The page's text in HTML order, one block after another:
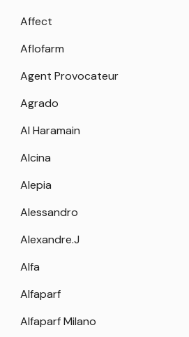
Affect
Aflofarm
Agent Provocateur
Agrado
Al Haramain
Alcina
Alepia
Alessandro
Alexandre.J
Alfa
Alfaparf
Alfaparf Milano